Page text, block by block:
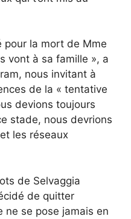
pour la mort de Mme
vont à sa famille », a
nous invitant à
de la « tentative
devions toujours
stade, nous devrions
les réseaux
de Selvaggia
de quitter
ne se pose jamais en